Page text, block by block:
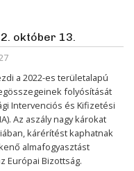
október 13.
a 2022-es területalapú
folyósítását
Intervenciós és Kifizetési
Az aszály nagy károkat
kárérítést kaphatnak
almafogyasztást
Európai Bizottság.